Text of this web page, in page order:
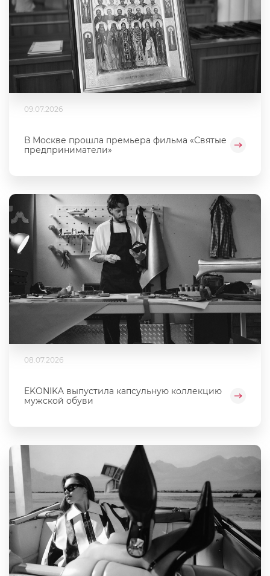
09.07.2026
В Москве прошла премьера фильма «Святые
предприниматели»
08.07.2026
EKONIKA выпустила капсульную коллекцию
мужской обуви